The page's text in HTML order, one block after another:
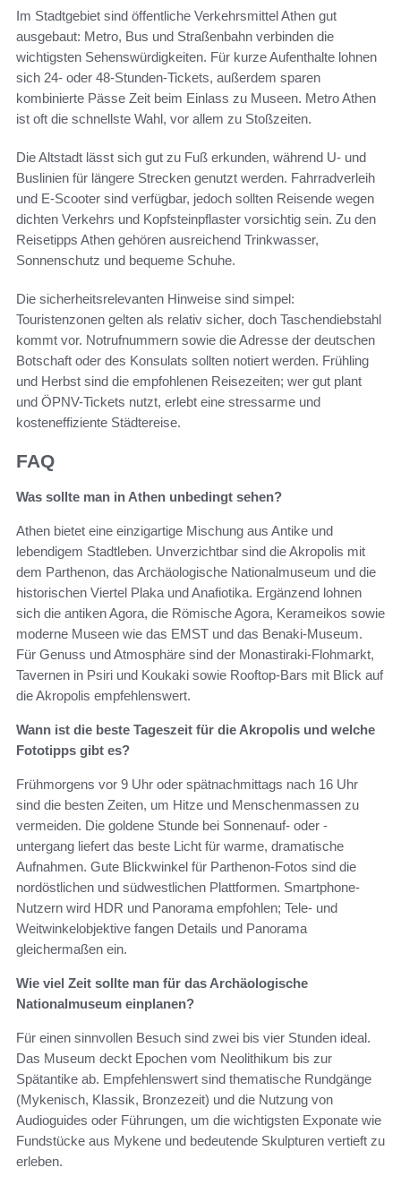
Im Stadtgebiet sind öffentliche Verkehrsmittel Athen gut
ausgebaut: Metro, Bus und Straßenbahn verbinden die
wichtigsten Sehenswürdigkeiten. Für kurze Aufenthalte lohnen
sich 24- oder 48-Stunden-Tickets, außerdem sparen
kombinierte Pässe Zeit beim Einlass zu Museen. Metro Athen
ist oft die schnellste Wahl, vor allem zu Stoßzeiten.
Die Altstadt lässt sich gut zu Fuß erkunden, während U- und
Buslinien für längere Strecken genutzt werden. Fahrradverleih
und E-Scooter sind verfügbar, jedoch sollten Reisende wegen
dichten Verkehrs und Kopfsteinpflaster vorsichtig sein. Zu den
Reisetipps Athen gehören ausreichend Trinkwasser,
Sonnenschutz und bequeme Schuhe.
Die sicherheitsrelevanten Hinweise sind simpel:
Touristenzonen gelten als relativ sicher, doch Taschendiebstahl
kommt vor. Notrufnummern sowie die Adresse der deutschen
Botschaft oder des Konsulats sollten notiert werden. Frühling
und Herbst sind die empfohlenen Reisezeiten; wer gut plant
und ÖPNV-Tickets nutzt, erlebt eine stressarme und
kosteneffiziente Städtereise.
FAQ
Was sollte man in Athen unbedingt sehen?
Athen bietet eine einzigartige Mischung aus Antike und
lebendigem Stadtleben. Unverzichtbar sind die Akropolis mit
dem Parthenon, das Archäologische Nationalmuseum und die
historischen Viertel Plaka und Anafiotika. Ergänzend lohnen
sich die antiken Agora, die Römische Agora, Kerameikos sowie
moderne Museen wie das EMST und das Benaki-Museum.
Für Genuss und Atmosphäre sind der Monastiraki-Flohmarkt,
Tavernen in Psiri und Koukaki sowie Rooftop-Bars mit Blick auf
die Akropolis empfehlenswert.
Wann ist die beste Tageszeit für die Akropolis und welche
Fototipps gibt es?
Frühmorgens vor 9 Uhr oder spätnachmittags nach 16 Uhr
sind die besten Zeiten, um Hitze und Menschenmassen zu
vermeiden. Die goldene Stunde bei Sonnenauf- oder -
untergang liefert das beste Licht für warme, dramatische
Aufnahmen. Gute Blickwinkel für Parthenon-Fotos sind die
nordöstlichen und südwestlichen Plattformen. Smartphone-
Nutzern wird HDR und Panorama empfohlen; Tele- und
Weitwinkelobjektive fangen Details und Panorama
gleichermaßen ein.
Wie viel Zeit sollte man für das Archäologische
Nationalmuseum einplanen?
Für einen sinnvollen Besuch sind zwei bis vier Stunden ideal.
Das Museum deckt Epochen vom Neolithikum bis zur
Spätantike ab. Empfehlenswert sind thematische Rundgänge
(Mykenisch, Klassik, Bronzezeit) und die Nutzung von
Audioguides oder Führungen, um die wichtigsten Exponate wie
Fundstücke aus Mykene und bedeutende Skulpturen vertieft zu
erleben.